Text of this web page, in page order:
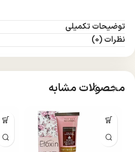
توضیحات تکمیلی
نظرات (0)
محصولات مشابه